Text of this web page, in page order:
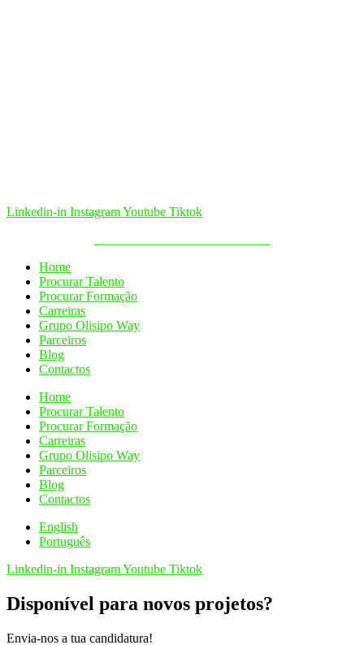
Linkedin-in InstagramYoutube Tiktok
Home
Procurar Talento
Procurar Formação
Carreiras
Grupo Olisipo Way
Parceiros
Blog
Contactos
Home
Procurar Talento
Procurar Formação
Carreiras
Grupo Olisipo Way
Parceiros
Blog
Contactos
English
Português
Linkedin-in InstagramYoutube Tiktok
Disponível para novos projetos?
Envia-nos a tua candidatura!